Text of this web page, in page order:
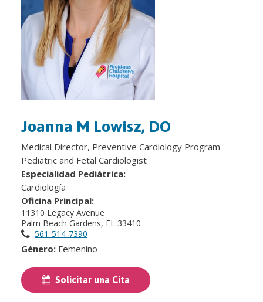
Joanna M Lowisz, DO
Medical Director, Preventive Cardiology Program
Pediatric and Fetal Cardiologist
Especialidad Pediátrica:
Cardiología
Oficina Principal:
11310 Legacy Avenue
Palm Beach Gardens, FL 33410
561-514-7390
Género: Femenino
Solicitar una Cita